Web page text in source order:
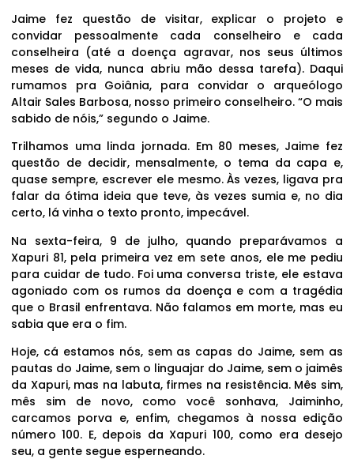
Jaime fez questão de visitar, explicar o projeto e
convidar pessoalmente cada conselheiro e cada
conselheira (até a doença agravar, nos seus últimos
meses de vida, nunca abriu mão dessa tarefa). Daqui
rumamos pra Goiânia, para convidar o arqueólogo
Altair Sales Barbosa, nosso primeiro conselheiro. “O mais
sabido de nóis,” segundo o Jaime.
Trilhamos uma linda jornada. Em 80 meses, Jaime fez
questão de decidir, mensalmente, o tema da capa e,
quase sempre, escrever ele mesmo. Às vezes, ligava pra
falar da ótima ideia que teve, às vezes sumia e, no dia
certo, lá vinha o texto pronto, impecável.
Na sexta-feira, 9 de julho, quando preparávamos a
Xapuri 81, pela primeira vez em sete anos, ele me pediu
para cuidar de tudo. Foi uma conversa triste, ele estava
agoniado com os rumos da doença e com a tragédia
que o Brasil enfrentava. Não falamos em morte, mas eu
sabia que era o fim.
Hoje, cá estamos nós, sem as capas do Jaime, sem as
pautas do Jaime, sem o linguajar do Jaime, sem o jaimês
da Xapuri, mas na labuta, firmes na resistência. Mês sim,
mês sim de novo, como você sonhava, Jaiminho,
carcamos porva e, enfim, chegamos à nossa edição
número 100. E, depois da Xapuri 100, como era desejo
seu, a gente segue esperneando.